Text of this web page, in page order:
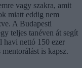
vagy szakra, amit
miatt eddig nem
A Budapesti
teljes tanéven át segít
havi nettó 150 ezer
is kapsz.